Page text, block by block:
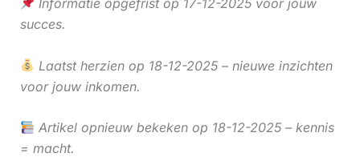
Informatie opgefrist op 17-12-2025 voor jouw
succes.
Laatst herzien op 18-12-2025 – nieuwe inzichten
voor jouw inkomen.
Artikel opnieuw bekeken op 18-12-2025 – kennis
= macht.